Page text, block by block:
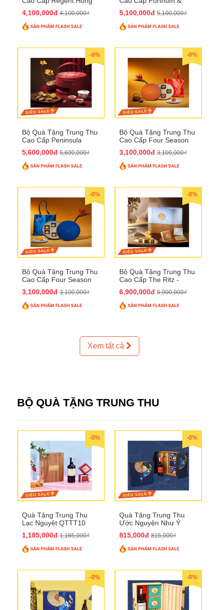
4,100,000đ 4,100,000₫ 5,100,000đ 5,100,000₫
-0%
Bộ Quà Tặng Trung Thu
Cao Cấp Peninsula
5,600,000đ 5,600,000₫
-0%
Bộ Quà Tặng Trung Thu
Cao Cấp Four Season
3,100,000đ 3,100,000₫
-0%
Bộ Quà Tặng Trung Thu
Cao Cấp Four Season
3,100,000đ 3,100,000₫
-0%
Bộ Quà Tặng Trung Thu
Cao Cấp The Ritz -
6,900,000đ 6,900,000₫
Xem tất cả
BỘ QUÀ TẶNG TRUNG THU
-0%
Quà Tặng Trung Thu
Lạc Nguyệt QTTT10
1,185,000đ 1,185,000₫
-0%
Quà Tặng Trung Thu
Ước Nguyện Như Ý
815,000đ 815,000₫
-0% -0%